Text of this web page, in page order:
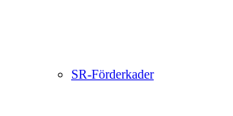
SR-Förderkader